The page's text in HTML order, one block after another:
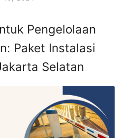
Pengelolaan
Paket Instalasi
Selatan